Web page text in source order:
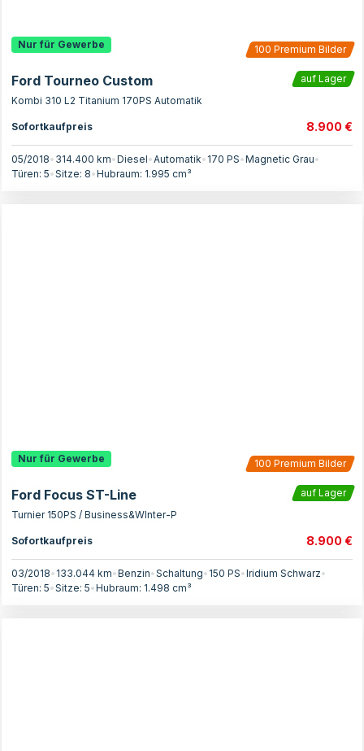
100 Premium Bilder
Nur für Gewerbe
Ford Tourneo Custom
auf Lager
Kombi 310 L2 Titanium 170PS Automatik
Sofortkaufpreis 8.900 €
05/2018• 314.400 km•Diesel•Automatik• 170 PS•Magnetic Grau•
Türen: 5•Sitze: 8•Hubraum: 1.995 cm³
100 Premium Bilder
Nur für Gewerbe
Ford Focus ST-Line
auf Lager
Turnier 150PS / Business&WInter-P
Sofortkaufpreis 8.900 €
03/2018• 133.044 km•Benzin•Schaltung• 150 PS•Iridium Schwarz•
Türen: 5•Sitze: 5•Hubraum: 1.498 cm³